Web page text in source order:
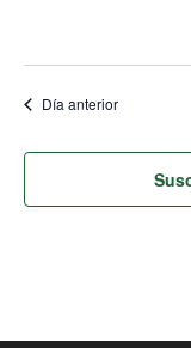
Día anterior